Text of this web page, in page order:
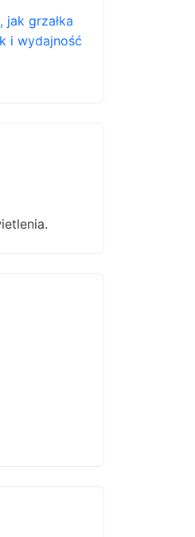
jak grzałka
i wydajność